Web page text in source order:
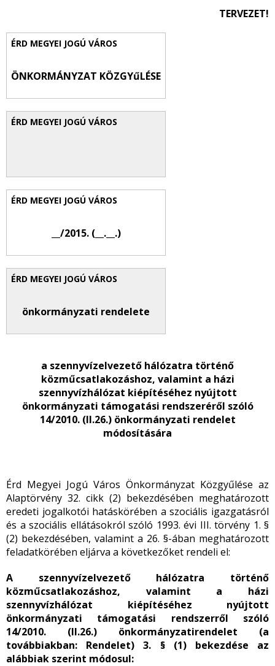
TERVEZET!
ÖNKORMÁNYZAT KÖZGYűLÉSE
__/2015. (__.__.)
önkormányzati rendelete
a szennyvízelvezető hálózatra történő
közműcsatlakozáshoz, valamint a házi
szennyvízhálózat kiépítéséhez nyújtott
önkormányzati támogatási rendszeréről szóló
14/2010. (II.26.) önkormányzati rendelet
módosítására
Érd Megyei Jogú Város Önkormányzat Közgyűlése az
Alaptörvény 32. cikk (2) bekezdésében meghatározott
eredeti jogalkotói hatáskörében a szociális igazgatásról
és a szociális ellátásokról szóló 1993. évi III. törvény 1. §
(2) bekezdésében, valamint a 26. §-ában meghatározott
feladatkörében eljárva a következőket rendeli el:
A szennyvízelvezető hálózatra történő
közműcsatlakozáshoz, valamint a házi
szennyvízhálózat kiépítéséhez nyújtott
önkormányzati támogatási rendszerről szóló
14/2010. (II.26.) önkormányzatirendelet (a
továbbiakban: Rendelet) 3. § (1) bekezdése az
alábbiak szerint módosul: